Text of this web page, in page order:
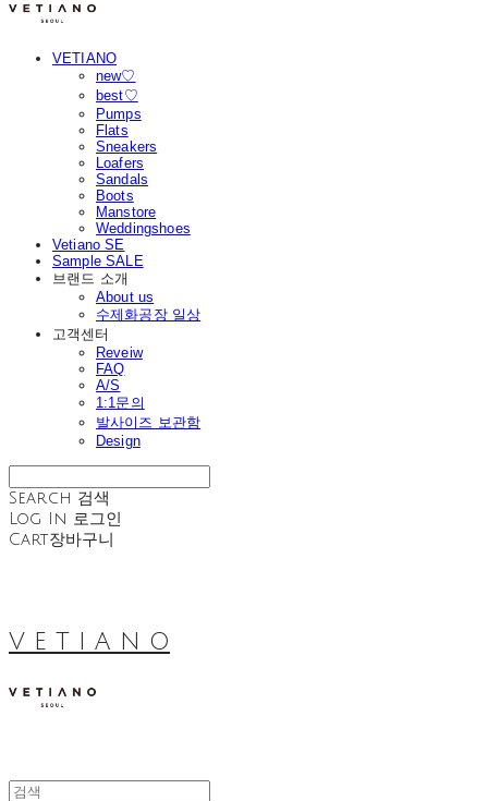
VETIANO
new♡
best♡
Pumps
Flats
Sneakers
Loafers
Sandals
Boots
Manstore
Weddingshoes
Vetiano SE
Sample SALE
브랜드 소개
About us
수제화공장 일상
고객센터
Reveiw
FAQ
A/S
1:1문의
발사이즈 보관함
Design
Search 검색
Log In 로그인
Cart장바구니
V E T I A N O